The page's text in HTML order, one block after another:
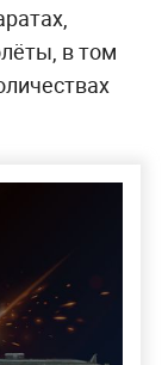
в том